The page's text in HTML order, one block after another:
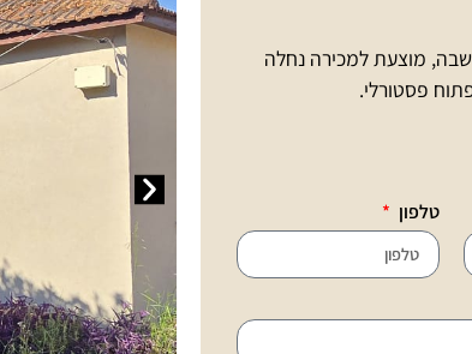
מוצעת למכירה נחלה
פסטורלי.
טלפון